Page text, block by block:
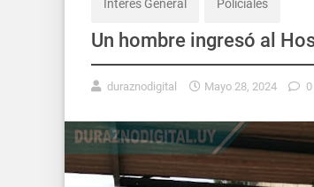
Interés General Policiales
Un hombre ingresó al
duraznodigital Mayo 28, 2024 0